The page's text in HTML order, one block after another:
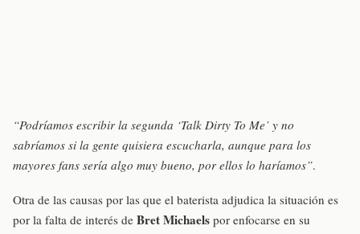
“Podríamos escribir la segunda ‘Talk Dirty To Me’ y no
sabríamos si la gente quisiera escucharla, aunque para los
mayores fans sería algo muy bueno, por ellos lo haríamos”.
Otra de las causas por las que el baterista adjudica la situación es
por la falta de interés de Bret Michaels por enfocarse en su